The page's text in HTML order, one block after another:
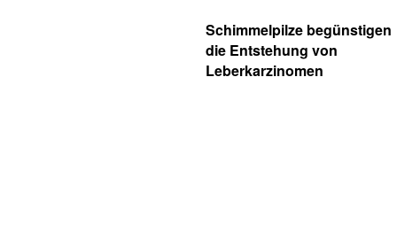
Schimmelpilze begünstigen
die Entstehung von
Leberkarzinomen